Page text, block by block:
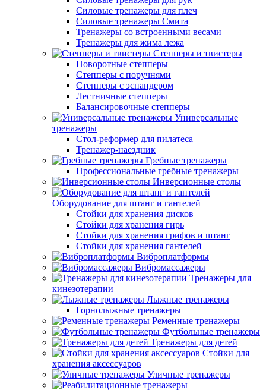
Силовые тренажеры для плеч
Силовые тренажеры Смита
Тренажеры со встроенными весами
Тренажеры для жима лежа
Степперы и твистеры
Поворотные степперы
Степперы с поручнями
Степперы с эспандером
Лестничные степперы
Балансировочные степперы
Универсальные
тренажеры
Стол-реформер для пилатеса
Тренажер-наездник
Гребные тренажеры
Профессиональные гребные тренажеры
Инверсионные столы
Оборудование для штанг и гантелей
Стойки для хранения дисков
Стойки для хранения гирь
Стойки для хранения грифов и штанг
Стойки для хранения гантелей
Виброплатформы
Вибромассажеры
Тренажеры для
кинезотерапии
Лыжные тренажеры
Горнолыжные тренажеры
Ременные тренажеры
Футбольные тренажеры
Тренажеры для детей
Стойки для
хранения аксессуаров
Уличные тренажеры